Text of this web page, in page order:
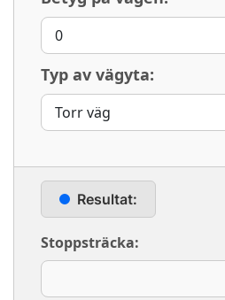
Typ av vägyta:
Resultat:
Stoppsträcka: